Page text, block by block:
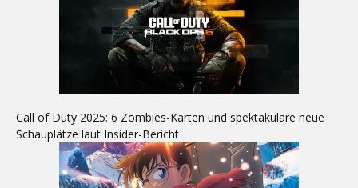
Call of Duty 2025: 6 Zombies-Karten und spektakuläre neue
Schauplätze laut Insider-Bericht